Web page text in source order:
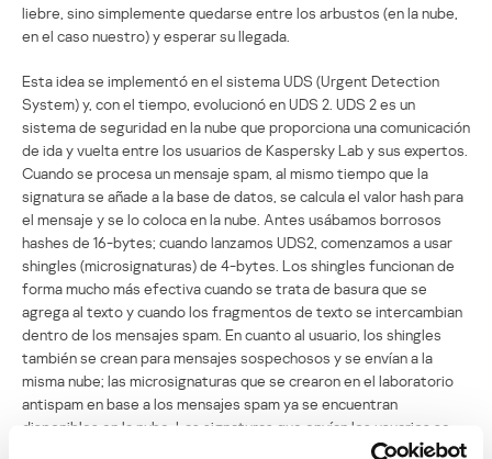
liebre, sino simplemente quedarse entre los arbustos (en la nube,
en el caso nuestro) y esperar su llegada.
Esta idea se implementó en el sistema UDS (Urgent Detection
System) y, con el tiempo, evolucionó en UDS 2. UDS 2 es un
sistema de seguridad en la nube que proporciona una comunicación
de ida y vuelta entre los usuarios de Kaspersky Lab y sus expertos.
Cuando se procesa un mensaje spam, al mismo tiempo que la
signatura se añade a la base de datos, se calcula el valor hash para
el mensaje y se lo coloca en la nube. Antes usábamos borrosos
hashes de 16-bytes; cuando lanzamos UDS2, comenzamos a usar
shingles (microsignaturas) de 4-bytes. Los shingles funcionan de
forma mucho más efectiva cuando se trata de basura que se
agrega al texto y cuando los fragmentos de texto se intercambian
dentro de los mensajes spam. En cuanto al usuario, los shingles
también se crean para mensajes sospechosos y se envían a la
misma nube; las microsignaturas que se crearon en el laboratorio
antispam en base a los mensajes spam ya se encuentran
disponibles en la nube. Las signaturas que envían los usuarios se